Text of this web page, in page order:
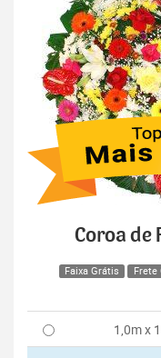
Coroa de
Faixa Grátis Frete
1,0m x